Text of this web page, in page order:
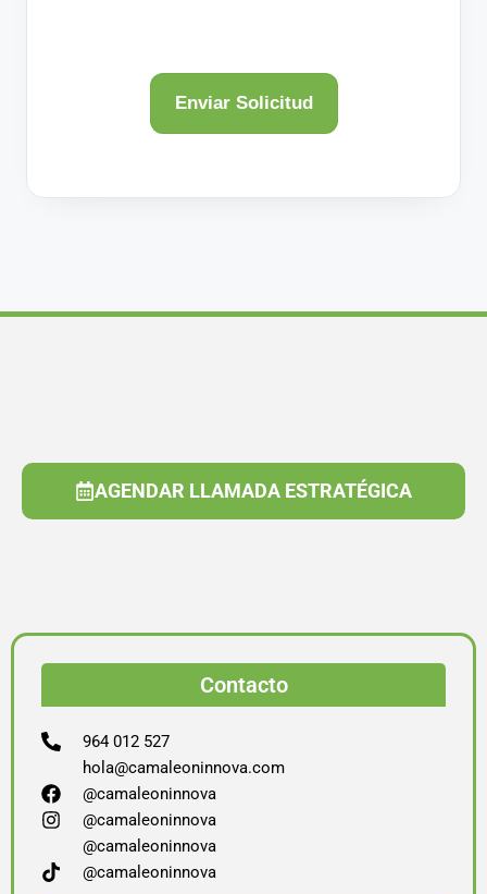
AGENDAR LLAMADA ESTRATÉGICA
Contacto
964 012 527
hola@camaleoninnova.com
@camaleoninnova
@camaleoninnova
@camaleoninnova
@camaleoninnova